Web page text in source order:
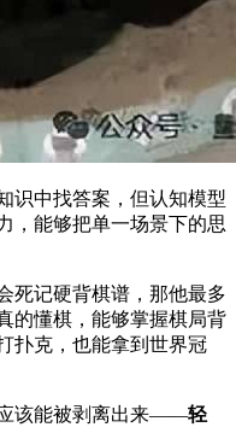
识中找答案，但认知模型
，能够把单一场景下的思
死记硬背棋谱，那他最多
的懂棋，能够掌握棋局背
扑克，也能拿到世界冠
该能被剥离出来——轻